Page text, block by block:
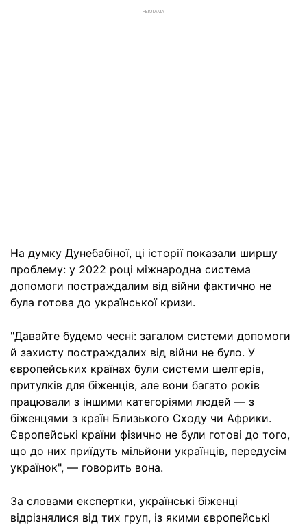
РЕКЛАМА
На думку Дунебабіної, ці історії показали ширшу
проблему: у 2022 році міжнародна система
допомоги постраждалим від війни фактично не
була готова до української кризи.
"Давайте будемо чесні: загалом системи допомоги
й захисту постраждалих від війни не було. У
європейських країнах були системи шелтерів,
притулків для біженців, але вони багато років
працювали з іншими категоріями людей — з
біженцями з країн Близького Сходу чи Африки.
Європейські країни фізично не були готові до того,
що до них приїдуть мільйони українців, передусім
українок", — говорить вона.
За словами експертки, українські біженці
відрізнялися від тих груп, із якими європейські